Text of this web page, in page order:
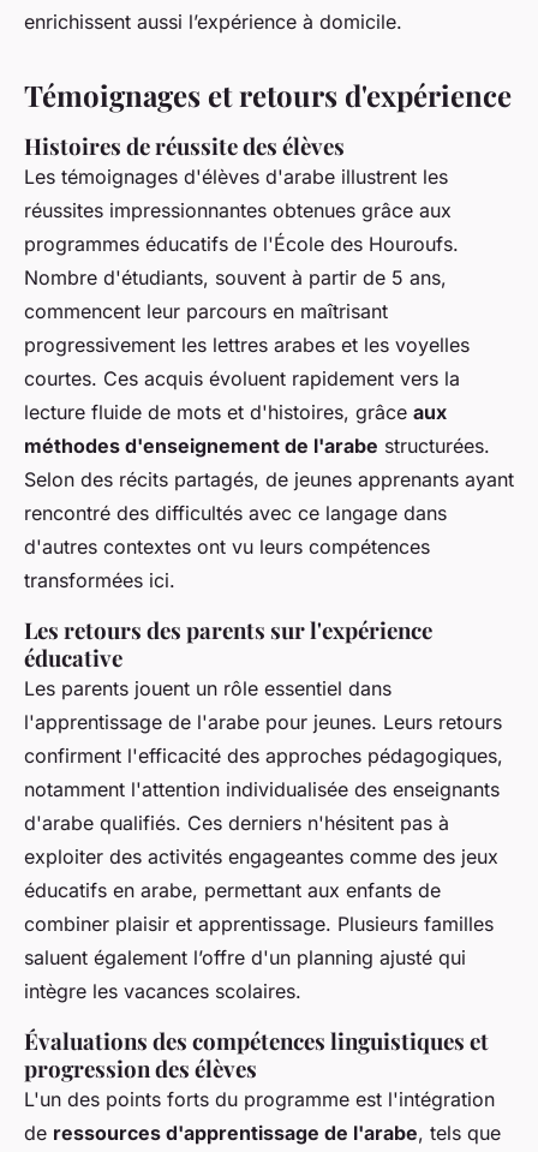
enrichissent aussi l’expérience à domicile.
Témoignages et retours d'expérience
Histoires de réussite des élèves
Les témoignages d'élèves d'arabe illustrent les
réussites impressionnantes obtenues grâce aux
programmes éducatifs de l'École des Houroufs.
Nombre d'étudiants, souvent à partir de 5 ans,
commencent leur parcours en maîtrisant
progressivement les lettres arabes et les voyelles
courtes. Ces acquis évoluent rapidement vers la
lecture fluide de mots et d'histoires, grâce aux
méthodes d'enseignement de l'arabe structurées.
Selon des récits partagés, de jeunes apprenants ayant
rencontré des difficultés avec ce langage dans
d'autres contextes ont vu leurs compétences
transformées ici.
Les retours des parents sur l'expérience
éducative
Les parents jouent un rôle essentiel dans
l'apprentissage de l'arabe pour jeunes. Leurs retours
confirment l'efficacité des approches pédagogiques,
notamment l'attention individualisée des enseignants
d'arabe qualifiés. Ces derniers n'hésitent pas à
exploiter des activités engageantes comme des jeux
éducatifs en arabe, permettant aux enfants de
combiner plaisir et apprentissage. Plusieurs familles
saluent également l’offre d'un planning ajusté qui
intègre les vacances scolaires.
Évaluations des compétences linguistiques et
progression des élèves
L'un des points forts du programme est l'intégration
de ressources d'apprentissage de l'arabe, tels que